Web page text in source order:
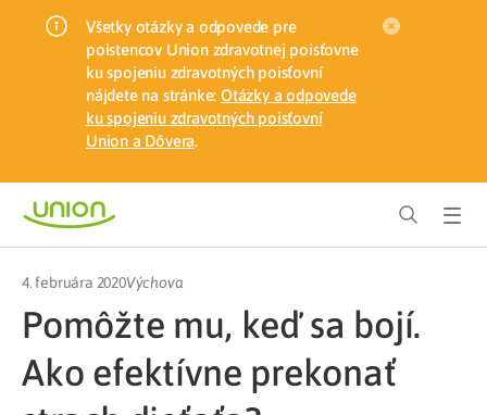
Všetky otázky a odpovede pre
poistencov Union zdravotnej poisťovne
ku spojeniu zdravotných poisťovní
nájdete na stránke: Otázky a odpovede
ku spojeniu zdravotných poisťovní
Union a Dôvera.
4. februára 2020Výchova
Pomôžte mu, keď sa bojí.
Ako efektívne prekonať